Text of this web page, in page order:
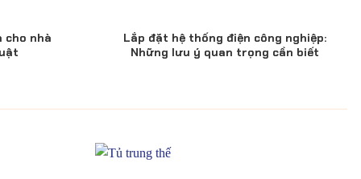
cho nhà
Lắp đặt hệ thống điện công nghiệp:
Những lưu ý quan trọng cần biết